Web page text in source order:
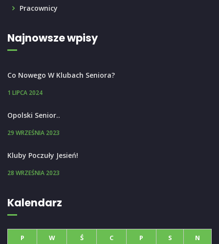
Pracownicy
Najnowsze wpisy
Co Nowego W Klubach Seniora?
1 LIPCA 2024
Opolski Senior..
29 WRZEŚNIA 2023
Kluby Poczuły Jesień!
28 WRZEŚNIA 2023
Kalendarz
P W Ś C P S N